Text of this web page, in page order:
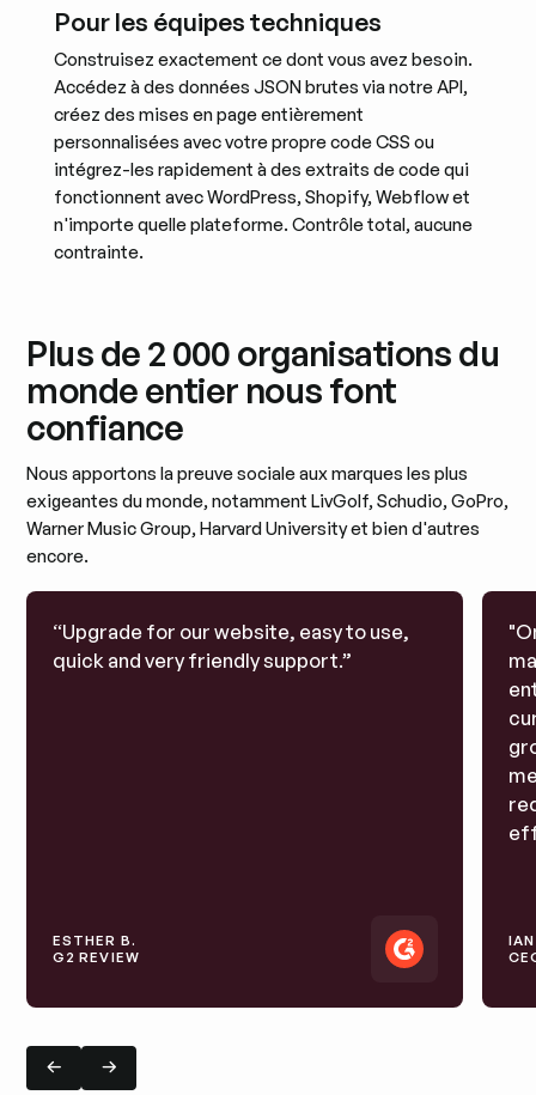
Pour les équipes techniques
Construisez exactement ce dont vous avez besoin.
Accédez à des données JSON brutes via notre API,
créez des mises en page entièrement
personnalisées avec votre propre code CSS ou
intégrez-les rapidement à des extraits de code qui
fonctionnent avec WordPress, Shopify, Webflow et
n'importe quelle plateforme. Contrôle total, aucune
contrainte.
Plus de 2 000 organisations du
monde entier nous font
confiance
Nous apportons la preuve sociale aux marques les plus
exigeantes du monde, notamment LivGolf, Schudio, GoPro,
Warner Music Group, Harvard University et bien d'autres
encore.
“Upgrade for our website, easy to use,
quick and very friendly support.”
ESTHER B.
G2 REVIEW
Diapositive précédente
Diapositive précédente
Diapositive suivante
Diapositive suivante